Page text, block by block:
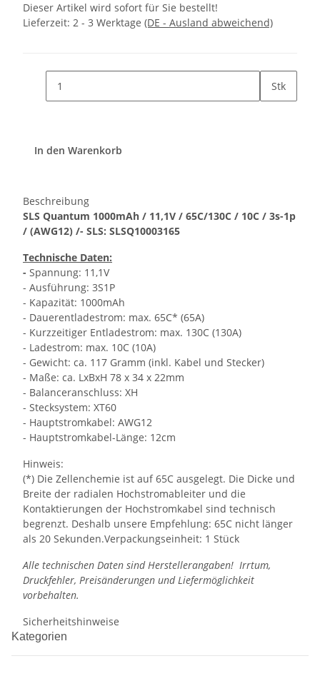
Dieser Artikel wird sofort für Sie bestellt!
Lieferzeit: 2 - 3 Werktage (DE - Ausland abweichend)
Stk
In den Warenkorb
Beschreibung
SLS Quantum 1000mAh / 11,1V / 65C/130C / 10C / 3s-1p
/ (AWG12) /- SLS: SLSQ10003165
Technische Daten:
- Spannung: 11,1V
- Ausführung: 3S1P
- Kapazität: 1000mAh
- Dauerentladestrom: max. 65C* (65A)
- Kurzzeitiger Entladestrom: max. 130C (130A)
- Ladestrom: max. 10C (10A)
- Gewicht: ca. 117 Gramm (inkl. Kabel und Stecker)
- Maße: ca. LxBxH 78 x 34 x 22mm
- Balanceranschluss: XH
- Stecksystem: XT60
- Hauptstromkabel: AWG12
- Hauptstromkabel-Länge: 12cm
Hinweis:
(*) Die Zellenchemie ist auf 65C ausgelegt. Die Dicke und
Breite der radialen Hochstromableiter und die
Kontaktierungen der Hochstromkabel sind technisch
begrenzt. Deshalb unsere Empfehlung: 65C nicht länger
als 20 Sekunden.Verpackungseinheit: 1 Stück
Alle technischen Daten sind Herstellerangaben! Irrtum,
Druckfehler, Preisänderungen und Liefermöglichkeit
vorbehalten.
Sicherheitshinweise
Kategorien